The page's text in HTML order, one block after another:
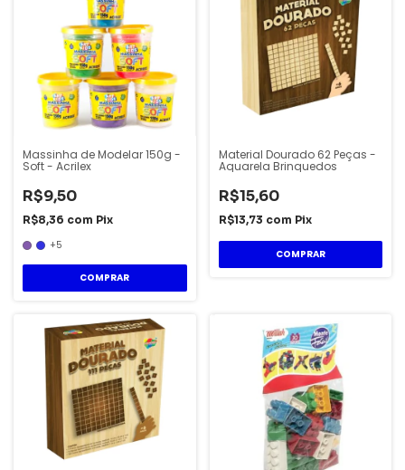
Massinha de Modelar 150g -
Soft - Acrilex
R$9,50
R$8,36 com Pix
+5
COMPRAR
Material Dourado 62 Peças -
Aquarela Brinquedos
R$15,60
R$13,73 com Pix